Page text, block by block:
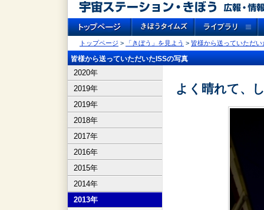
トップページ > 「きぼう」を見よう > 皆様から送っていただい
皆様から送っていただいたISSの写真
2020年
2019年
2019年
2018年
2017年
2016年
2015年
2014年
2013年
よく晴れて、